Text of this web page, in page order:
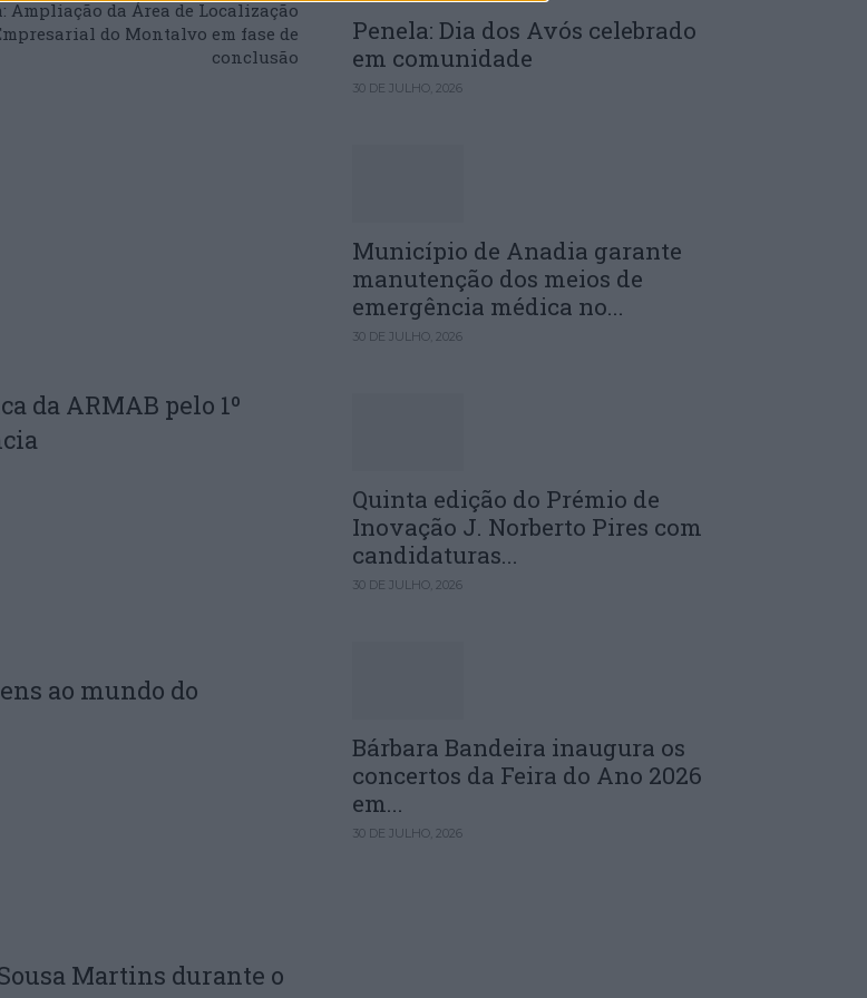
Ampliação da Área de Localização
do Montalvo em fase de
conclusão
da ARMAB pelo 1º
ao mundo do
Martins durante o
Penela: Dia dos Avós celebrado
em comunidade
30 DE JULHO, 2026
Município de Anadia garante
manutenção dos meios de
emergência médica no...
30 DE JULHO, 2026
Quinta edição do Prémio de
Inovação J. Norberto Pires com
candidaturas...
30 DE JULHO, 2026
Bárbara Bandeira inaugura os
concertos da Feira do Ano 2026
em...
30 DE JULHO, 2026